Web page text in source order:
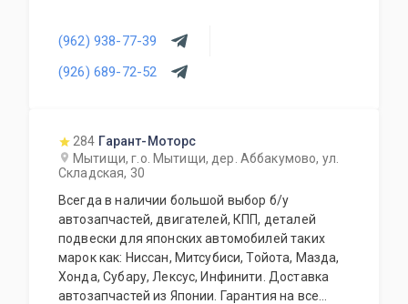
(962) 938-77-39
(926) 689-72-52
284 Гарант-Моторс
Мытищи, г.о. Мытищи, дер. Аббакумово, ул.
Складская, 30
Всегда в наличии большой выбор б/у
автозапчастей, двигателей, КПП, деталей
подвески для японских автомобилей таких
марок как: Ниссан, Митсубиси, Тойота, Мазда,
Хонда, Субару, Лексус, Инфинити. Доставка
автозапчастей из Японии. Гарантия на все